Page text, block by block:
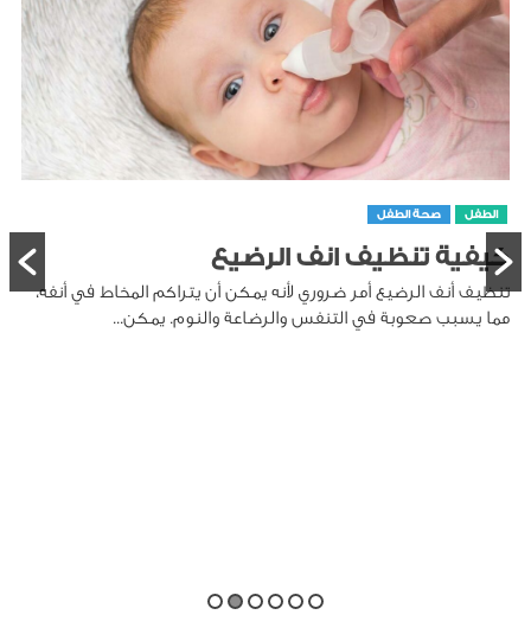
الطفل صحة الطفل
كيفية تنظيف انف الرضيع
تنظيف أنف الرضيع أمر ضروري لأنه يمكن أن يتراكم المخاط في أنفه،
مما يسبب صعوبة في التنفس والرضاعة والنوم. يمكن...